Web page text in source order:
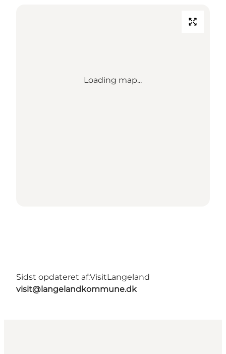
Loading map...
Sidst opdateret af:VisitLangeland
visit@langelandkommune.dk